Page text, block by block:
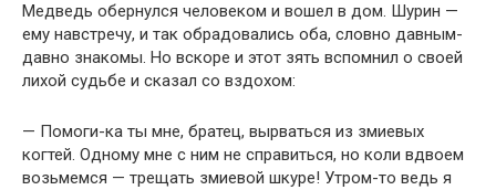
Медведь обернулся человеком и вошел в дом. Шурин —
ему навстречу, и так обрадовались оба, словно давным-
давно знакомы. Но вскоре и этот зять вспомнил о своей
лихой судьбе и сказал со вздохом:
— Помоги-ка ты мне, братец, вырваться из змиевых
когтей. Одному мне с ним не справиться, но коли вдвоем
возьмемся — трещать змиевой шкуре! Утром-то ведь я